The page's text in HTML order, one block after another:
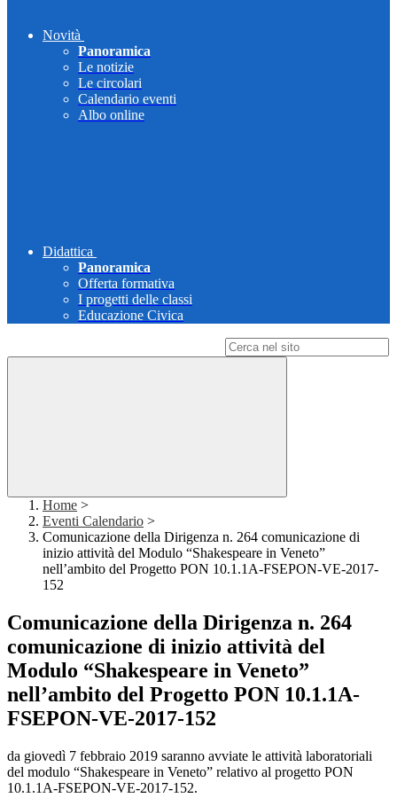
Novità
Panoramica
Le notizie
Le circolari
Calendario eventi
Albo online
Didattica
Panoramica
Offerta formativa
I progetti delle classi
Educazione Civica
Home >
Eventi Calendario >
Comunicazione della Dirigenza n. 264 comunicazione di
inizio attività del Modulo “Shakespeare in Veneto”
nell’ambito del Progetto PON 10.1.1A-FSEPON-VE-2017-
152
Comunicazione della Dirigenza n. 264
comunicazione di inizio attività del
Modulo “Shakespeare in Veneto”
nell’ambito del Progetto PON 10.1.1A-
FSEPON-VE-2017-152
da giovedì 7 febbraio 2019 saranno avviate le attività laboratoriali
del modulo “Shakespeare in Veneto” relativo al progetto PON
10.1.1A-FSEPON-VE-2017-152.